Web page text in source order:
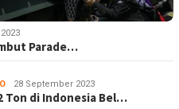
Parade…
28 September 2023
Ton di Indonesia Bel…